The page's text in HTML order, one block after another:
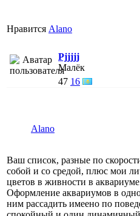
Нравится Alano
Pjjjjj
Малёк
47 16
Alano
Ваш список, разные по
собой и со средой, плюс мои
цветов в живности в
Оформление аквариумов в
ним рассадить имеено по